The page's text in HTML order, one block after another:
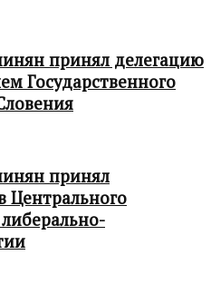
принял делегацию
Государственного
принял
Центрального